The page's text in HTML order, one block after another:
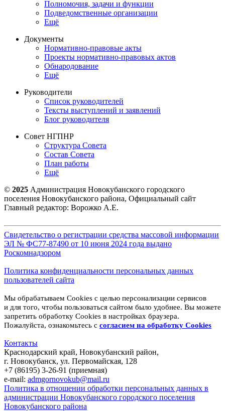
Полномочия, задачи и функции
Подведомственные организации
Ещё
Документы
Нормативно-правовые акты
Проекты нормативно-правовых актов
Обнародование
Ещё
Руководители
Список руководителей
Тексты выступлений и заявлений
Блог руководителя
Совет НГПНР
Структура Совета
Состав Совета
План работы
Ещё
© 2025 Администрация Новокубанского городского
поселения Новокубанского района, Официальный сайт
Главный редактор: Ворожко А.Е.
Свидетельство о регистрации средства массовой информации
ЭЛ № ФС77-87490 от 10 июня 2024 года выдано
Роскомнадзором
Политика конфиденциальности персональных данных
пользователей сайта
Мы обрабатываем Cookies с целью персонализации сервисов
и для того, чтобы пользоваться сайтом было удобнее. Вы можете
запретить обработку Cookies в настройках браузера.
Пожалуйста, ознакомьтесь с согласием на обработку Cookies
Контакты
Краснодарский край, Новокубанский район,
г. Новокубанск, ул. Первомайская, 128
+7 (86195) 3-26-91 (приемная)
e-mail: admgornovokub@mail.ru
Политика в отношении обработки персональных данных в
администрации Новокубанского городского поселения
Новокубанского района